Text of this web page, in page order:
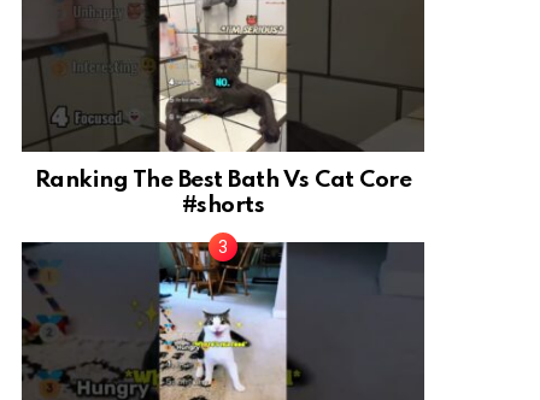
Ranking The Best Bath Vs Cat Core
#shorts